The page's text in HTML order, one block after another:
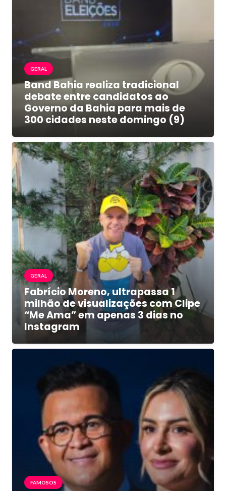
GERAL
Band Bahia realiza tradicional
debate entre candidatos ao
Governo da Bahia para mais de
300 cidades neste domingo (9)
GERAL
Fabrício Moreno, ultrapassa 1
milhão de visualizações com Clipe
“Me Ama” em apenas 3 dias no
Instagram
FAMOSOS